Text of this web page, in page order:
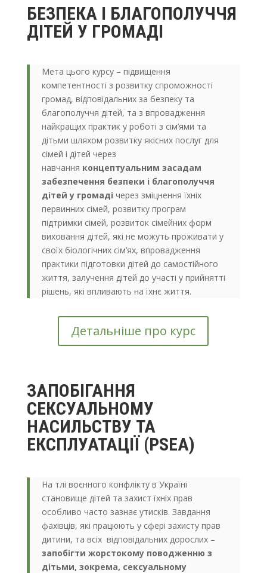
БЕЗПЕКА І БЛАГОПОЛУЧЧЯ
ДІТЕЙ У ГРОМАДІ
Мета цього курсу – підвищення
компетентності з розвитку спроможності
громад, відповідальних за безпеку та
благополуччя дітей, та з впровадження
найкращих практик у роботі з сім’ями та
дітьми шляхом розвитку якісних послуг для
сімей і дітей через
навчання концептуальним засадам
забезпечення безпеки і благополуччя
дітей у громаді через зміцнення їхніх
первинних сімей, розвитку програм
підтримки сімей, розвиток сімейних форм
виховання дітей, які не можуть проживати у
своїх біологічних сім’ях, впровадження
практики підготовки дітей до самостійного
життя, залучення дітей до участі у прийнятті
рішень, які впливають на їхнє життя.
Детальніше про курс
ЗАПОБІГАННЯ
СЕКСУАЛЬНОМУ
НАСИЛЬСТВУ ТА
ЕКСПЛУАТАЦІЇ (PSEA)
На тлі воєнного конфлікту в Україні
становище дітей та захист їхніх прав
особливо часто зазнає утисків. Завдання
фахівців, які працюють у сфері захисту прав
дитини, та всіх відповідальних дорослих –
запобігти жорстокому поводженню з
дітьми, зокрема, сексуальному